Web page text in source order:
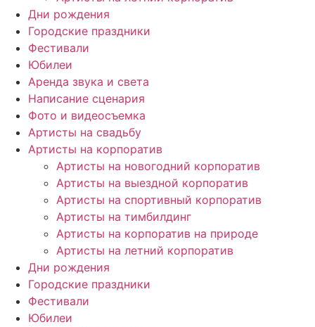
Дни рождения
Городские праздники
Фестивали
Юбилеи
Аренда звука и света
Написание сценария
Фото и видеосъемка
Артисты на свадьбу
Артисты на корпоратив
Артисты на новогодний корпоратив
Артисты на выездной корпоратив
Артисты на спортивный корпоратив
Артисты на тимбилдинг
Артисты на корпоратив на природе
Артисты на летний корпоратив
Дни рождения
Городские праздники
Фестивали
Юбилеи